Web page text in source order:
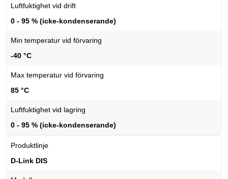
Luftfuktighet vid drift
0 - 95 % (icke-kondenserande)
Min temperatur vid förvaring
-40 °C
Max temperatur vid förvaring
85 °C
Luftfuktighet vid lagring
0 - 95 % (icke-kondenserande)
Produktlinje
D-Link DIS